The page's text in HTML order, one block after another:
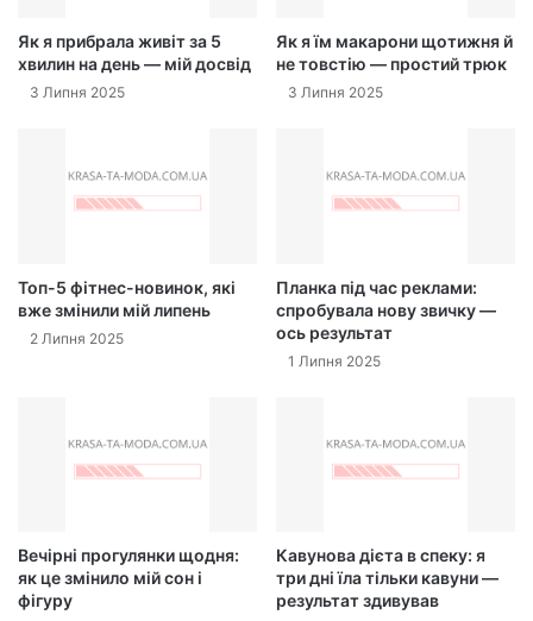
Як я прибрала живіт за 5
хвилин на день — мій досвід
3 Липня 2025
Як я їм макарони щотижня й
не товстію — простий трюк
3 Липня 2025
Топ-5 фітнес-новинок, які
вже змінили мій липень
2 Липня 2025
Планка під час реклами:
спробувала нову звичку —
ось результат
1 Липня 2025
Вечірні прогулянки щодня:
як це змінило мій сон і
фігуру
Кавунова дієта в спеку: я
три дні їла тільки кавуни —
результат здивував